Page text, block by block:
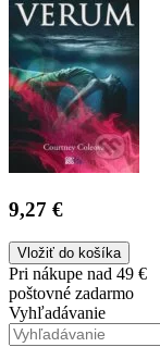
9,27 €
Vložiť do košíka
Pri nákupe nad 49 €
poštovné zadarmo
Vyhľadávanie